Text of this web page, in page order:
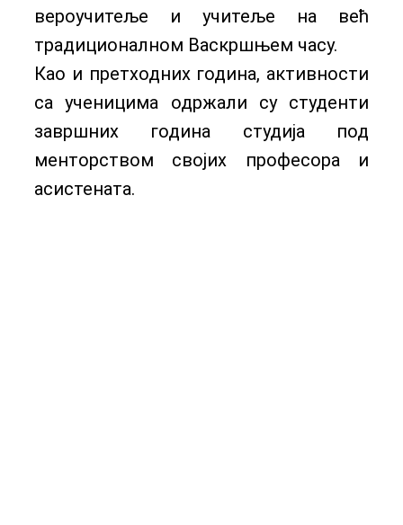
вероучитеље и учитеље на већ
традиционалном Васкршњем часу.
Као и претходних година, активности
са ученицима одржали су студенти
завршних година студија под
менторством својих професора и
асистената.